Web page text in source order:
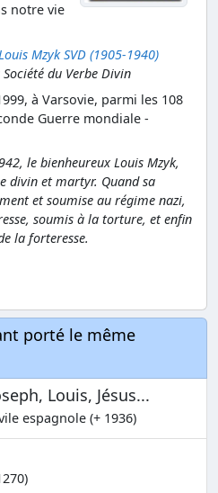
notre vie
Mzyk SVD (1905-1940)
du Verbe Divin
à Varsovie, parmi les 108
Guerre mondiale -
le bienheureux Louis Mzyk,
divin et martyr. Quand sa
et soumise au régime nazi,
soumis à la torture, et enfin
la forteresse.
porté le même
Louis, Jésus...
espagnole (+ 1936)